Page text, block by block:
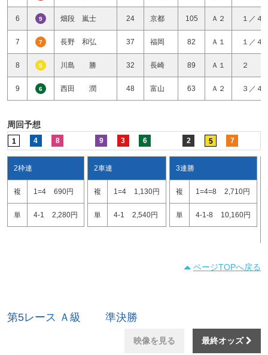
6 9 畑段 嵐士 24 京都 105 Ａ２ １／４
7 7 長野 和弘 37 福岡 82 Ａ１ １／４
8 5 川島 勝 32 長崎 89 Ａ１ ２
9 6 西田 潤 48 富山 63 Ａ２ ３／４
周回予想
1 4 8 9 3 6 2 5 7
2枠連
複 1=4 690円
単 4-1 2,280円
2車連
複 1=4 1,130円
単 4-1 2,540円
3連勝
複 1=4=8 2,710円
単 4-1-8 10,160円
ページTOPへ戻る
第5レース Ａ級 準決勝
映像を見る 最終オッズ